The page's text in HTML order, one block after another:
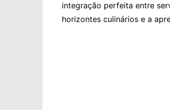
integração perfeita entre
horizontes culinários e a